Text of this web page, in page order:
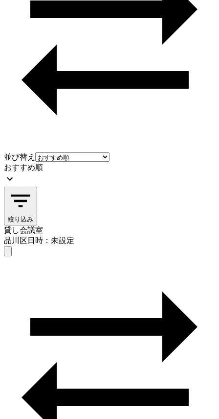
並び替え
おすすめ順
絞り込み
貸し会議室
品川区日時：未設定